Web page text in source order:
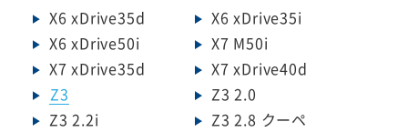
X6 xDrive35d
X6 xDrive35i
X6 xDrive50i
X7 M50i
X7 xDrive35d
X7 xDrive40d
Z3
Z3 2.0
Z3 2.2i
Z3 2.8 クーペ